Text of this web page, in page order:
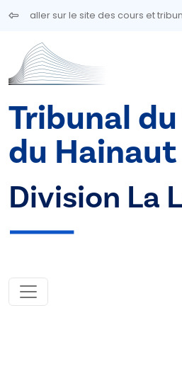
Aller au contenu principal
aller sur le site des cours et
Tribunal
du Hainaut
Division La